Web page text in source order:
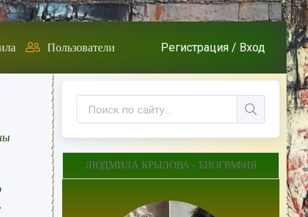
Пользователи Регистрация / Вход
ЛЮДМИЛА КРЫЛОВА - БИОГРАФИЯ